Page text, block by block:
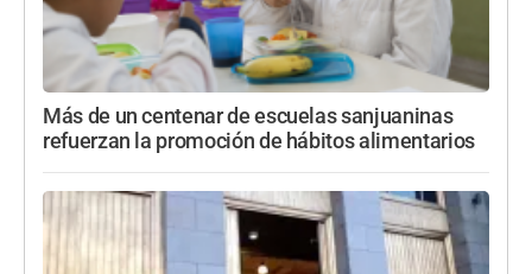
Más de un centenar de escuelas sanjuaninas
refuerzan la promoción de hábitos alimentarios